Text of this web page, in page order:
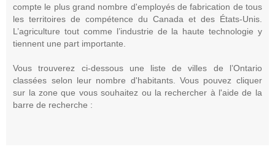
compte le plus grand nombre d'employés de fabrication de tous
les territoires de compétence du Canada et des États-Unis.
L’agriculture tout comme l’industrie de la haute technologie y
tiennent une part importante.
Vous trouverez ci-dessous une liste de villes de l’Ontario
classées selon leur nombre d'habitants. Vous pouvez cliquer
sur la zone que vous souhaitez ou la rechercher à l'aide de la
barre de recherche :